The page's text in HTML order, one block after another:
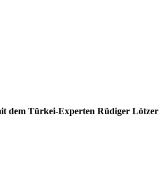
dem Türkei-Experten Rüdiger Lötzer